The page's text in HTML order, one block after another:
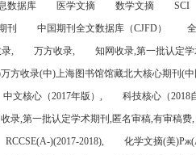
数据库
医学文摘 数学文摘 SCI
刊
中国期刊全文数据库（CJFD）
, 万方收录, 知网收录,第一批认定
方收录(中)上海图书馆馆藏北大核心期刊(
中文核心（2017年版）, 科技核心（2018
录,第一批认定学术期刊,匿名审稿,有审稿费,
RCCSE(A-)(2017-2018),
化学文摘(美